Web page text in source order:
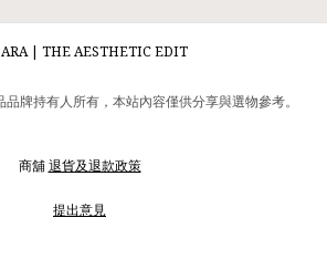
| THE AESTHETIC EDIT
牌持有人所有，本站內容僅供分享與選物參考。
商舖退貨及退款政策
提出意見